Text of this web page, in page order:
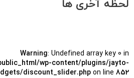
لحظه آخری ها
Warning: Undefined array key 0 in
wp-content/plugins/jayto-
discount_slider.php on line 852